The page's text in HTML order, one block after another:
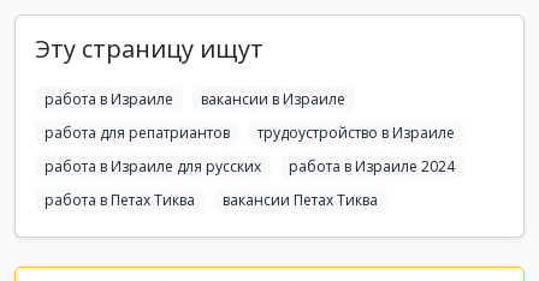
Эту страницу ищут
работа в Израиле
вакансии в Израиле
работа для репатриантов
трудоустройство в Израиле
работа в Израиле для русских
работа в Израиле 2024
работа в Петах Тиква
вакансии Петах Тиква